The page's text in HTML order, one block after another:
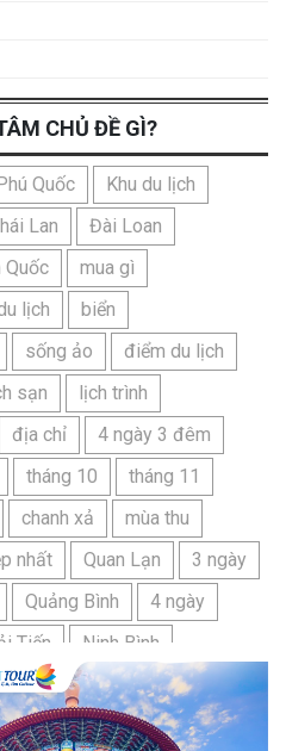
CHỦ ĐỀ GÌ?
Quốc
Khu du lịch
Lan
Đài Loan
Quốc
mua gì
lịch
biển
sống ảo
điểm du lịch
sạn
lịch trình
địa chỉ
4 ngày 3 đêm
tháng 10
tháng 11
chanh xả
mùa thu
nhất Quan Lạn
3 ngày
Quảng Bình
4 ngày
Tiến
Ninh Bình
cần chuẩn bị gì
sầm sơn